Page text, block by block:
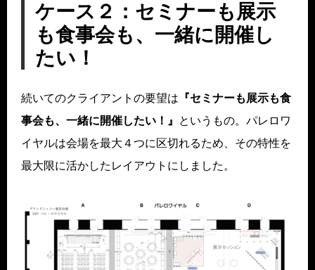
ケース２：セミナーも展示
も食事会も、一緒に開催し
たい！
続いてのクライアントの要望は 『セミナーも展示も食
事会も、一緒に開催したい！』
というもの。パレロワ
イヤルは会場を最大４つに区切れるため、その特性を
最大限に活かしたレイアウトにしました。